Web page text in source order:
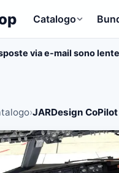
Catalogo
via e-mail sono lente
›JARDesign